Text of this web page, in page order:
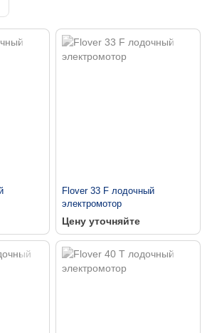
Flover 33 F лодочный
электромотор
Цену уточняйте